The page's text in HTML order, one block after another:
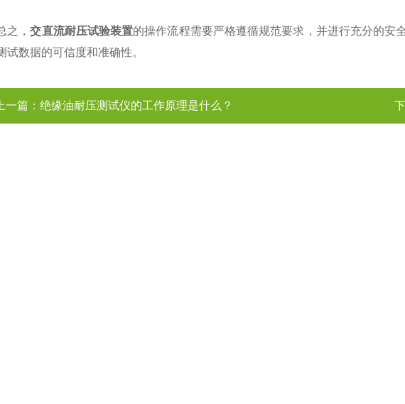
，交直流耐压试验装置的操作流程需要严格遵循规范要求，并进行充分的安
试数据的可信度和准确性。
上一篇： 绝缘油耐压测试仪的工作原理是什么？